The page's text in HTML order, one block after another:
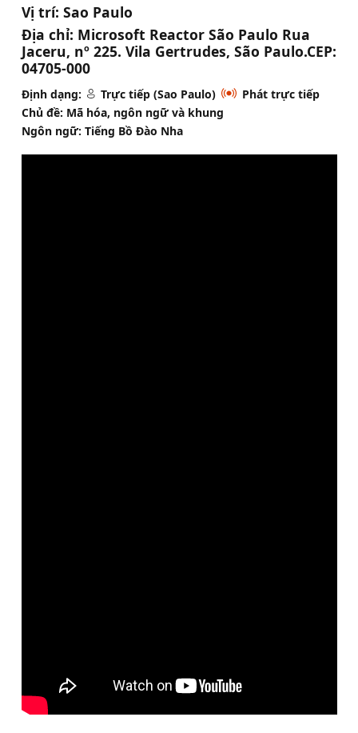
Vị trí: Sao Paulo
Địa chỉ: Microsoft Reactor São Paulo Rua
Jaceru, nº 225. Vila Gertrudes, São Paulo.CEP:
04705-000
Định dạng: Trực tiếp (Sao Paulo)
Phát trực tiếp
Chủ đề: Mã hóa, ngôn ngữ và khung
Ngôn ngữ: Tiếng Bồ Đào Nha